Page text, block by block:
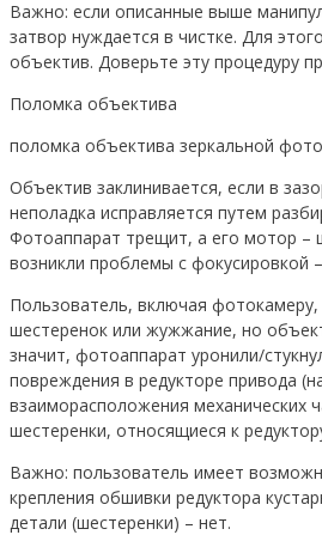
Важно: если описанные выше
затвор нуждается в чистке. Для
объектив. Доверьте эту процедуру
Поломка объектива
поломка объектива зеркальной
Объектив заклинивается, если в
неполадка исправляется путем
Фотоаппарат трещит, а его мотор –
возникли проблемы с фокусировкой
Пользователь, включая
шестеренок или жужжание, но
значит, фотоаппарат уронили/
повреждения в редукторе привода
взаиморасположения механических
шестеренки, относящиеся к
Важно: пользователь имеет
крепления обшивки редуктора
детали (шестеренки) – нет.